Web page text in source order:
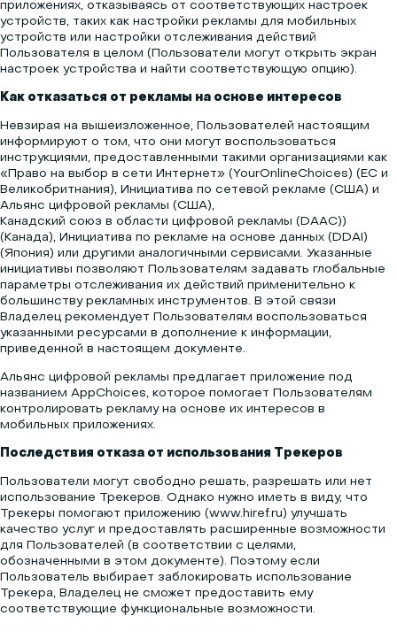
приложениях, отказываясь от соответствующих настроек
устройств, таких как настройки рекламы для мобильных
устройств или настройки отслеживания действий
Пользователя в целом (Пользователи могут открыть экран
настроек устройства и найти соответствующую опцию).
Как отказаться от рекламы на основе интересов
Невзирая на вышеизложенное, Пользователей настоящим
информируют о том, что они могут воспользоваться
инструкциями, предоставленными такими организациями как
«Право на выбор в сети Интернет» (YourOnlineChoices) (ЕС и
Великобритнания), Инициатива по сетевой рекламе (США) и
Альянс цифровой рекламы (США),
Канадский союз в области цифровой рекламы (DAAC))
(Канада), Инициатива по рекламе на основе данных (DDAI)
(Япония) или другими аналогичными сервисами. Указанные
инициативы позволяют Пользователям задавать глобальные
параметры отслеживания их действий применительно к
большинству рекламных инструментов. В этой связи
Владелец рекомендует Пользователям воспользоваться
указанными ресурсами в дополнение к информации,
приведенной в настоящем документе.
Альянс цифровой рекламы предлагает приложение под
названием AppChoices, которое помогает Пользователям
контролировать рекламу на основе их интересов в
мобильных приложениях.
Последствия отказа от использования Трекеров
Пользователи могут свободно решать, разрешать или нет
использование Трекеров. Однако нужно иметь в виду, что
Трекеры помогают приложению (www.hiref.ru) улучшать
качество услуг и предоставлять расширенные возможности
для Пользователей (в соответствии с целями,
обозначенными в этом документе). Поэтому если
Пользователь выбирает заблокировать использование
Трекера, Владелец не сможет предоставить ему
соответствующие функциональные возможности.